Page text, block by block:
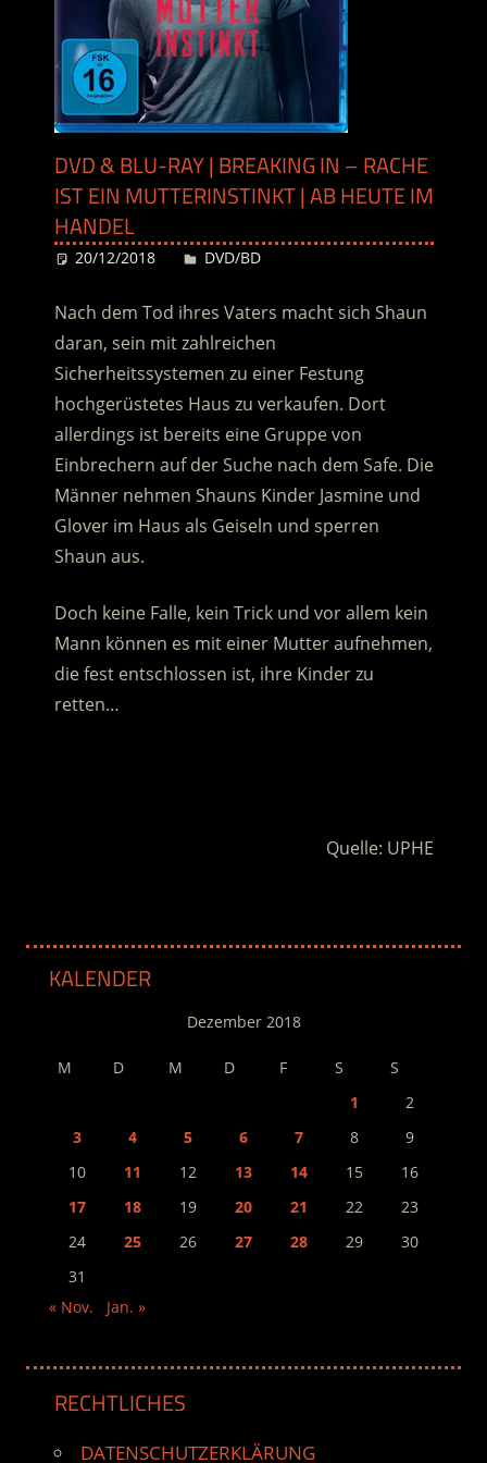
DVD & BLU-RAY | BREAKING IN – RACHE
IST EIN MUTTERINSTINKT | AB HEUTE IM
HANDEL
20/12/2018 Desiree
DVD/BD
Nach dem Tod ihres Vaters macht sich Shaun
daran, sein mit zahlreichen
Sicherheitssystemen zu einer Festung
hochgerüstetes Haus zu verkaufen. Dort
allerdings ist bereits eine Gruppe von
Einbrechern auf der Suche nach dem Safe. Die
Männer nehmen Shauns Kinder Jasmine und
Glover im Haus als Geiseln und sperren
Shaun aus.
Doch keine Falle, kein Trick und vor allem kein
Mann können es mit einer Mutter aufnehmen,
die fest entschlossen ist, ihre Kinder zu
retten…
Quelle: UPHE
KALENDER
Dezember 2018
M D M D F S
S
1
2
3
4 5 6 7 8
9
10
11 12 13 14 15
16
17
18 19 20 21 22
23
24
25 26 27 28 29
30
31
« Nov.
Jan. »
RECHTLICHES
DATENSCHUTZERKLÄRUNG